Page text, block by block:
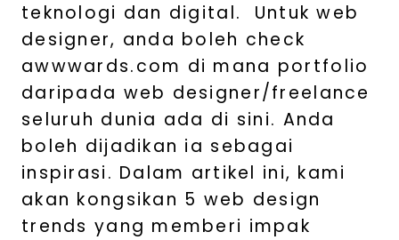
teknologi dan digital. Untuk web
designer, anda boleh check
awwwards.com di mana portfolio
daripada web designer/freelance
seluruh dunia ada di sini. Anda
boleh dijadikan ia sebagai
inspirasi. Dalam artikel ini, kami
akan kongsikan 5 web design
trends yang memberi impak